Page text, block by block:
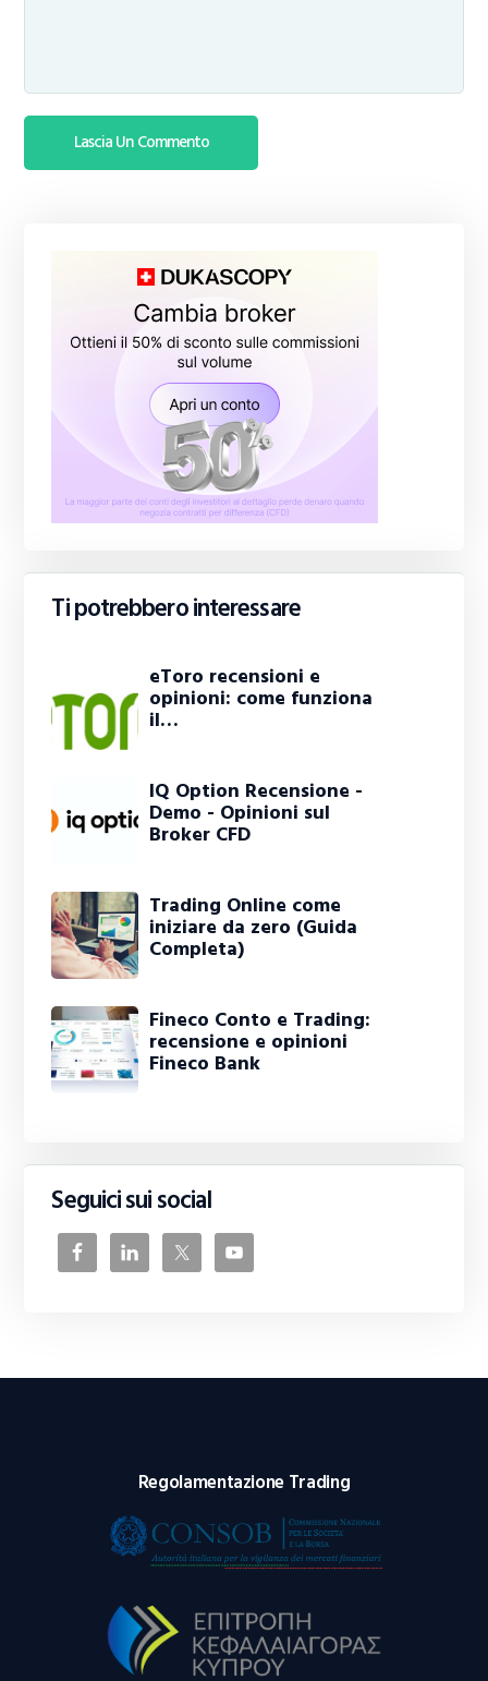
Ti potrebbero interessare
eToro recensioni e
opinioni: come funziona
il…
IQ Option Recensione -
Demo - Opinioni sul
Broker CFD
Trading Online come
iniziare da zero (Guida
Completa)
Fineco Conto e Trading:
recensione e opinioni
Fineco Bank
Seguici sui social
Regolamentazione Trading